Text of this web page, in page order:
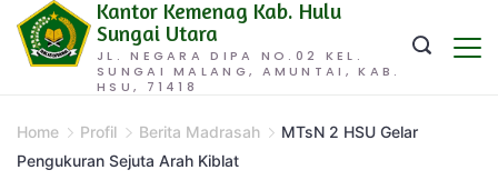
Skip
JL. NEGARA DIPA NO.02 KEL.
SUNGAI MALANG, AMUNTAI, KAB.
HSU, 71418
Kantor Kemenag Kab. Hulu
Sungai Utara
Home Profil Berita Madrasah
MTsN 2 HSU Gelar
Pengukuran Sejuta Arah Kiblat